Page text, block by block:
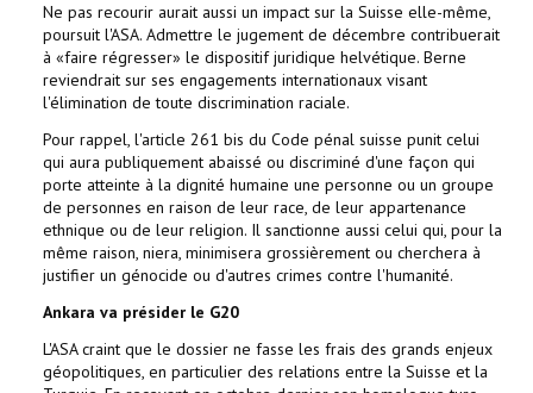
Ne pas recourir aurait aussi un impact sur la Suisse elle-même,
poursuit l'ASA. Admettre le jugement de décembre contribuerait
à «faire régresser» le dispositif juridique helvétique. Berne
reviendrait sur ses engagements internationaux visant
l'élimination de toute discrimination raciale.
Pour rappel, l'article 261 bis du Code pénal suisse punit celui
qui aura publiquement abaissé ou discriminé d'une façon qui
porte atteinte à la dignité humaine une personne ou un groupe
de personnes en raison de leur race, de leur appartenance
ethnique ou de leur religion. Il sanctionne aussi celui qui, pour la
même raison, niera, minimisera grossièrement ou cherchera à
justifier un génocide ou d'autres crimes contre l'humanité.
Ankara va présider le G20
L'ASA craint que le dossier ne fasse les frais des grands enjeux
géopolitiques, en particulier des relations entre la Suisse et la